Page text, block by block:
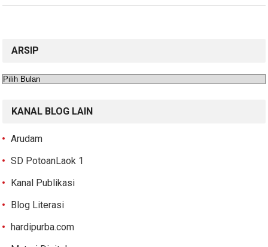
ARSIP
Arsip
KANAL BLOG LAIN
Arudam
SD PotoanLaok 1
Kanal Publikasi
Blog Literasi
hardipurba.com